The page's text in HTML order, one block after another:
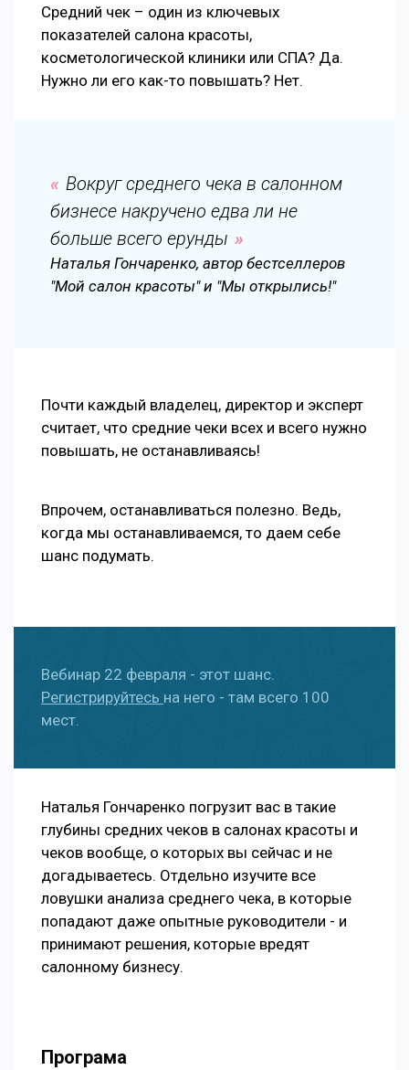
Средний чек – один из ключевых
показателей салона красоты,
косметологической клиники или СПА? Да.
Нужно ли его как-то повышать? Нет.
Вокруг среднего чека в салонном
бизнесе накручено едва ли не
больше всего ерунды
Наталья Гончаренко, автор бестселлеров
"Мой салон красоты" и "Мы открылись!"
Почти каждый владелец, директор и эксперт
считает, что средние чеки всех и всего нужно
повышать, не останавливаясь!
Впрочем, останавливаться полезно. Ведь,
когда мы останавливаемся, то даем себе
шанс подумать.
Вебинар 22 февраля - этот шанс.
Регистрируйтесь на него - там всего 100
мест.
Наталья Гончаренко погрузит вас в такие
глубины средних чеков в салонах красоты и
чеков вообще, о которых вы сейчас и не
догадываетесь. Отдельно изучите все
ловушки анализа среднего чека, в которые
попадают даже опытные руководители - и
принимают решения, которые вредят
салонному бизнесу.
Програма